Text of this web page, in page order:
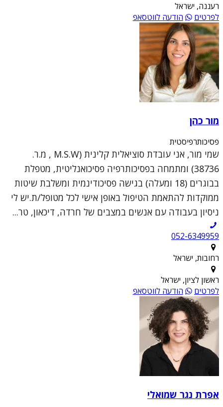
רעננה, ישראל
לפרטים
הודעה לווטסאפ
מור כהן
פסיכותרפיסטית
שמי מור, אני עובדת סוציאלית קלינית (M.S.W , מ.ר.
38736) ומתמחה בפסיכותרפיה פסיכואנליטית, מטפלת
בבוגרים (18 ומעלה) בגישה פסיכודינמית ומשלבת שיטות
ממוקדות להתאמת הטיפול באופן אישי לכל מטופל/ת.יש לי
ניסיון בעבודה עם אנשים במצבים של חרדה, דיכאון, טר...
052-6349959
רחובות, ישראל
ראשון לציון, ישראל
לפרטים
הודעה לווטסאפ
אפרת נגר שמואלי